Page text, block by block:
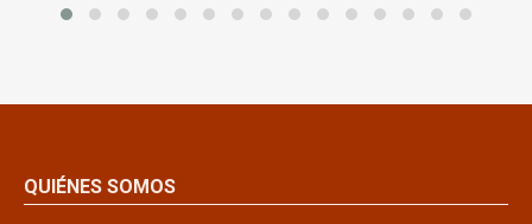
QUIÉNES SOMOS